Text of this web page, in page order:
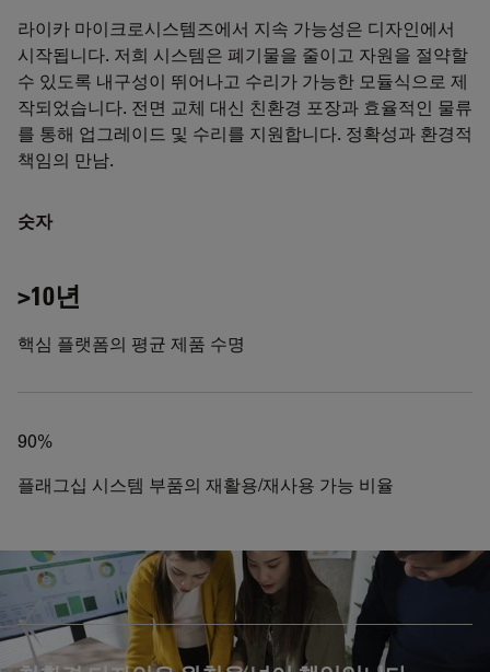
라이카 마이크로시스템즈에서 지속 가능성은 디자인에서
시작됩니다. 저희 시스템은 폐기물을 줄이고 자원을 절약할
수 있도록 내구성이 뛰어나고 수리가 가능한 모듈식으로 제
작되었습니다. 전면 교체 대신 친환경 포장과 효율적인 물류
를 통해 업그레이드 및 수리를 지원합니다. 정확성과 환경적
책임의 만남.
숫자
>10년
핵심 플랫폼의 평균 제품 수명
90%
플래그십 시스템 부품의 재활용/재사용 가능 비율